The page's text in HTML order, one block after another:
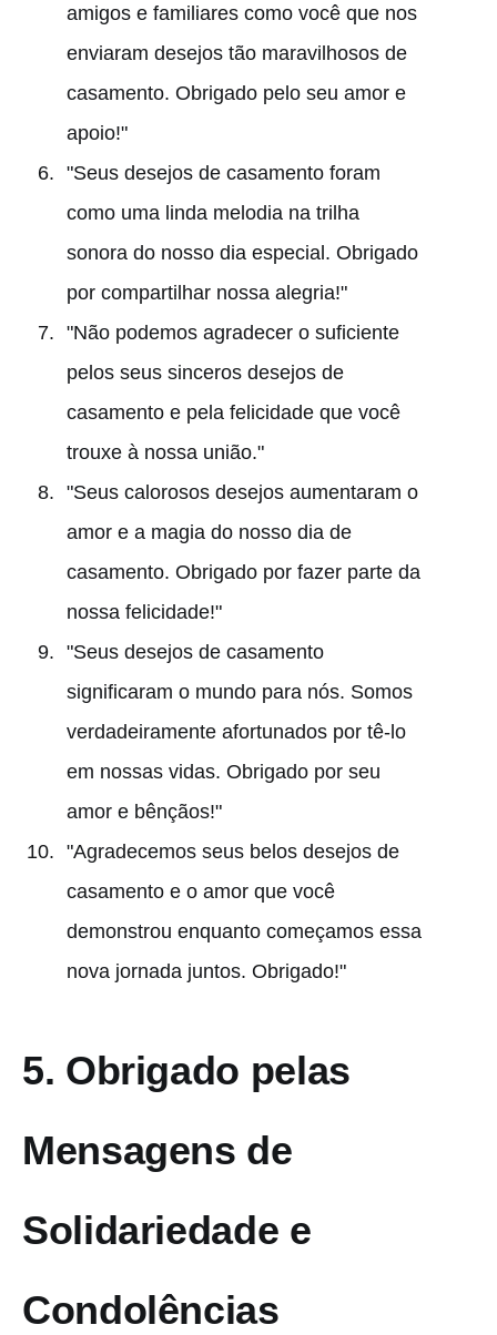
amigos e familiares como você que nos
enviaram desejos tão maravilhosos de
casamento. Obrigado pelo seu amor e
apoio!"
"Seus desejos de casamento foram
como uma linda melodia na trilha
sonora do nosso dia especial. Obrigado
por compartilhar nossa alegria!"
"Não podemos agradecer o suficiente
pelos seus sinceros desejos de
casamento e pela felicidade que você
trouxe à nossa união."
"Seus calorosos desejos aumentaram o
amor e a magia do nosso dia de
casamento. Obrigado por fazer parte da
nossa felicidade!"
"Seus desejos de casamento
significaram o mundo para nós. Somos
verdadeiramente afortunados por tê-lo
em nossas vidas. Obrigado por seu
amor e bênçãos!"
"Agradecemos seus belos desejos de
casamento e o amor que você
demonstrou enquanto começamos essa
nova jornada juntos. Obrigado!"
5. Obrigado pelas
Mensagens de
Solidariedade e
Condolências